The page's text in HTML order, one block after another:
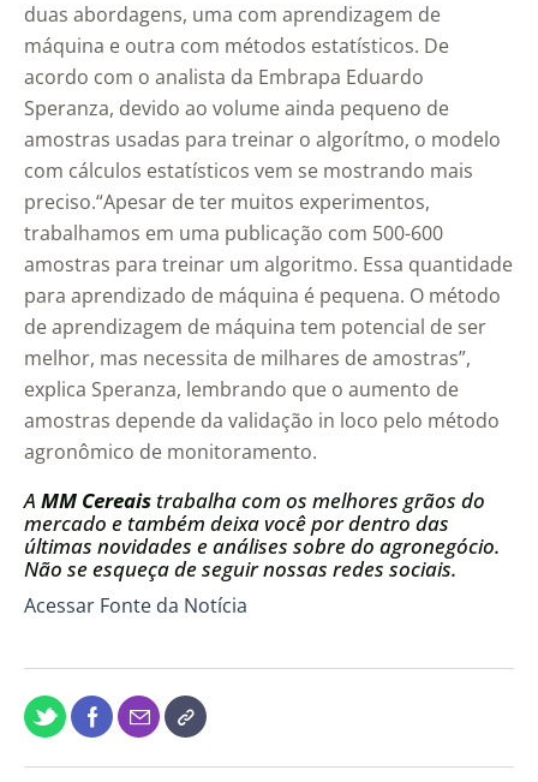
duas abordagens, uma com aprendizagem de
máquina e outra com métodos estatísticos. De
acordo com o analista da Embrapa Eduardo
Speranza, devido ao volume ainda pequeno de
amostras usadas para treinar o algorítmo, o modelo
com cálculos estatísticos vem se mostrando mais
preciso.“Apesar de ter muitos experimentos,
trabalhamos em uma publicação com 500-600
amostras para treinar um algoritmo. Essa quantidade
para aprendizado de máquina é pequena. O método
de aprendizagem de máquina tem potencial de ser
melhor, mas necessita de milhares de amostras”,
explica Speranza, lembrando que o aumento de
amostras depende da validação in loco pelo método
agronômico de monitoramento.
A MM Cereais trabalha com os melhores grãos do
mercado e também deixa você por dentro das
últimas novidades e análises sobre do agronegócio.
Não se esqueça de seguir nossas redes sociais.
Acessar Fonte da Notícia